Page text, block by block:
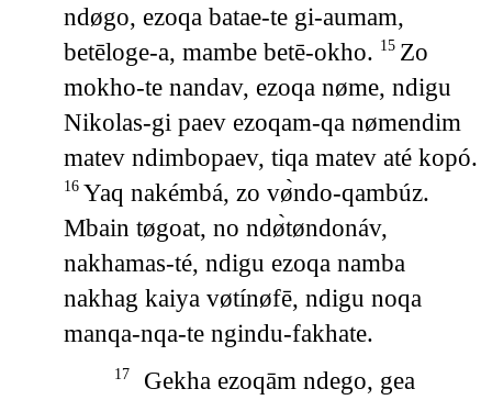
ndøgo, ezoqa batae-te gi-aumam,
betēloge-a, mambe betē-okho. 15 Zo
mokho-te nandav, ezoqa nøme, ndigu
Nikolas-gi paev ezoqam-qa nømendim
matev ndimbopaev, tiqa matev até kopó.
16 Yaq nakémbá, zo vø̀ndo-qambúz.
Mbain tøgoat, no ndø̀tøndonáv,
nakhamas-té, ndigu ezoqa namba
nakhag kaiya vøtínøfē, ndigu noqa
manqa-nqa-te ngindu-fakhate.
17
Gekha ezoqām ndego, gea